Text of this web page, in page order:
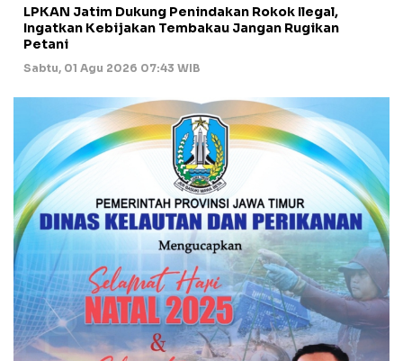
LPKAN Jatim Dukung Penindakan Rokok Ilegal,
Ingatkan Kebijakan Tembakau Jangan Rugikan
Petani
Sabtu, 01 Agu 2026 07:43 WIB